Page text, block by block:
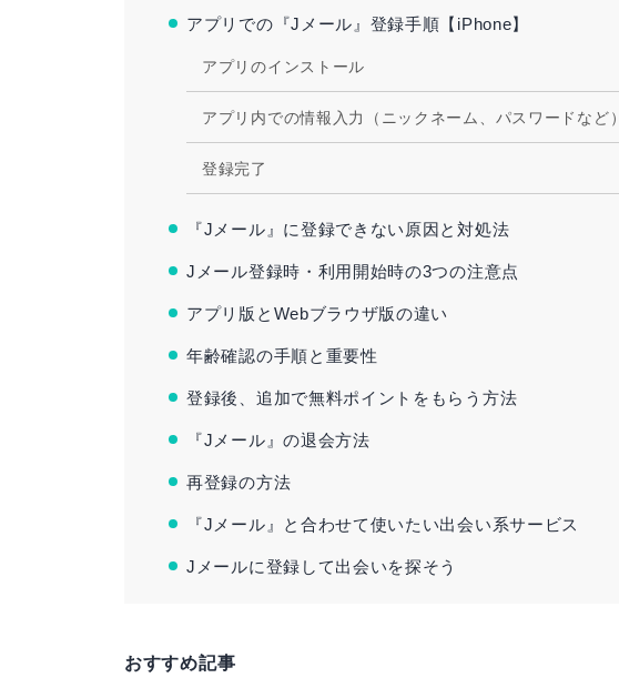
アプリでの『Jメール』登録手順【iPhone】
アプリのインストール
アプリ内での情報入力（ニックネーム、パスワードなど）
登録完了
『Jメール』に登録できない原因と対処法
Jメール登録時・利用開始時の3つの注意点
アプリ版とWebブラウザ版の違い
年齢確認の手順と重要性
登録後、追加で無料ポイントをもらう方法
『Jメール』の退会方法
再登録の方法
『Jメール』と合わせて使いたい出会い系サービス
Jメールに登録して出会いを探そう
おすすめ記事